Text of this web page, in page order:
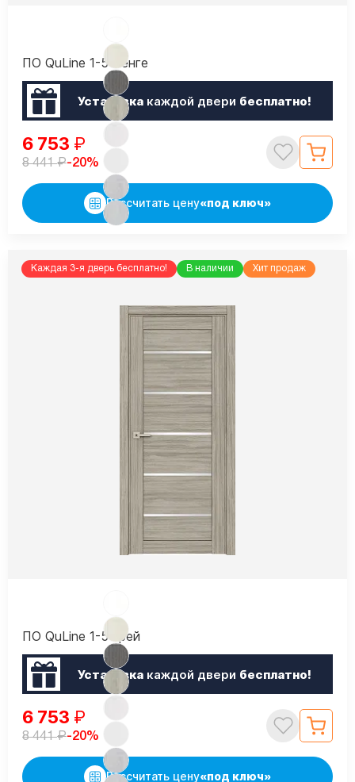
ПО QuLine 1-5 Венге
Установкакаждой двери бесплатно!
6 753 ₽
8 441₽-20%
Рассчитать цену«под ключ»
Каждая 3-я дверь бесплатно! В наличии Хит продаж
ПО QuLine 1-5 Грей
Установкакаждой двери бесплатно!
6 753 ₽
8 441₽-20%
Рассчитать цену«под ключ»